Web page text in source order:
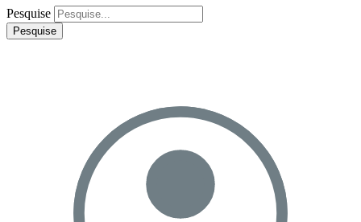
Pesquise
Pesquise